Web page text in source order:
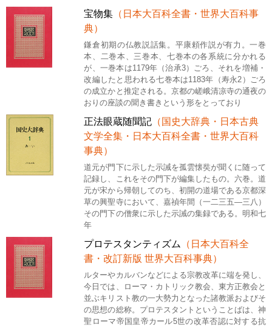
宝物集 （日本大百科全書・世界大百科事
典）
鎌倉初期の仏教説話集。平康頼作説が有力。一巻
本、二巻本、三巻本、七巻本の各系統に分かれる
が、一巻本は1179年（治承3）ごろ、それを増補・
改編したと思われる七巻本は1183年（寿永2）ごろ
の成立かと推定される。京都の嵯峨清凉寺の通夜の
おりの座談の聞き書きという形をとっており
正法眼蔵随聞記 （国史大辞典・日本古典
文学全集・日本大百科全書・世界大百科
事典）
道元が門下に示した示誡を孤雲懐奘が聞くに随って
記録し、これをその門下が編集したもの。六巻。道
元が宋から帰朝してのち、初開の道場である京都深
草の興聖寺において、嘉禎年間（一二三五―三八）
その門下の僧衆に示した示誡の集録である。明和七
年
プロテスタンティズム
（日本大百科全
書・改訂新版 世界大百科事典）
ルターやカルバンなどによる宗教改革に端を発し、
今日では、ローマ・カトリック教会、東方正教会と
並ぶキリスト教の一大勢力となった諸教派およびそ
の思想の総称。プロテスタントということばは、神
聖ローマ帝国皇帝カール5世の改革否認に対する抗